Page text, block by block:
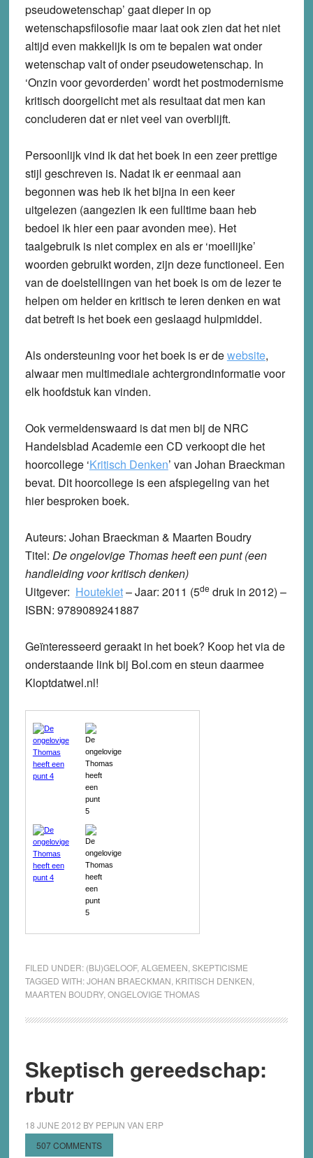
pseudowetenschap’ gaat dieper in op
wetenschapsfilosofie maar laat ook zien dat het niet
altijd even makkelijk is om te bepalen wat onder
wetenschap valt of onder pseudowetenschap. In
‘Onzin voor gevorderden’ wordt het postmodernisme
kritisch doorgelicht met als resultaat dat men kan
concluderen dat er niet veel van overblijft.
Persoonlijk vind ik dat het boek in een zeer prettige
stijl geschreven is. Nadat ik er eenmaal aan
begonnen was heb ik het bijna in een keer
uitgelezen (aangezien ik een fulltime baan heb
bedoel ik hier een paar avonden mee). Het
taalgebruik is niet complex en als er ‘moeilijke’
woorden gebruikt worden, zijn deze functioneel. Een
van de doelstellingen van het boek is om de lezer te
helpen om helder en kritisch te leren denken en wat
dat betreft is het boek een geslaagd hulpmiddel.
Als ondersteuning voor het boek is er dewebsite,
alwaar men multimediale achtergrondinformatie voor
elk hoofdstuk kan vinden.
Ook vermeldenswaard is dat men bij de NRC
Handelsblad Academie een CD verkoopt die het
hoorcollege ‘Kritisch Denken’ van Johan Braeckman
bevat. Dit hoorcollege is een afspiegeling van het
hier besproken boek.
Auteurs: Johan Braeckman & Maarten Boudry
Titel: De ongelovige Thomas heeft een punt (een
handleiding voor kritisch denken)
Uitgever: Houtekiet–Jaar: 2011 (5de druk in 2012) –
ISBN: 9789089241887
Geïnteresseerd geraakt in het boek? Koop het via de
onderstaande link bij Bol.com en steun daarmee
Kloptdatwel.nl!
FILED UNDER: (BIJ)GELOOF, ALGEMEEN SKEPTICISME
TAGGED WITH:JOHAN BRAECKMAN KRITISCH DENKEN
MAARTEN BOUDRY, ONGELOVIGE THOMAS
Skeptisch gereedschap:
rbutr
18 JUNE 2012 BY PEPIJN VAN ERP
507 COMMENTS